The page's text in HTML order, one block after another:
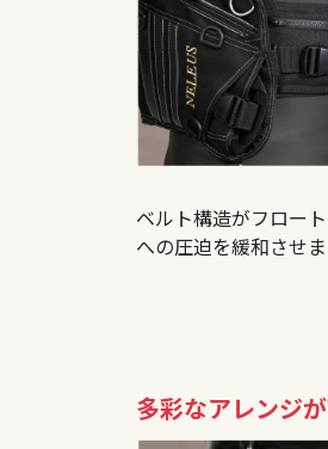
ベルト構造がフロー
への圧迫を緩和させま
多彩なアレンジ